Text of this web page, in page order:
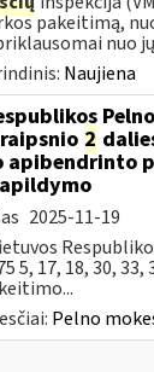
pakeitimą,
nuo jų
Naujiena
2
apibendrinto
2025-11-19
5, 17, 18, 30, 33,
Pelno